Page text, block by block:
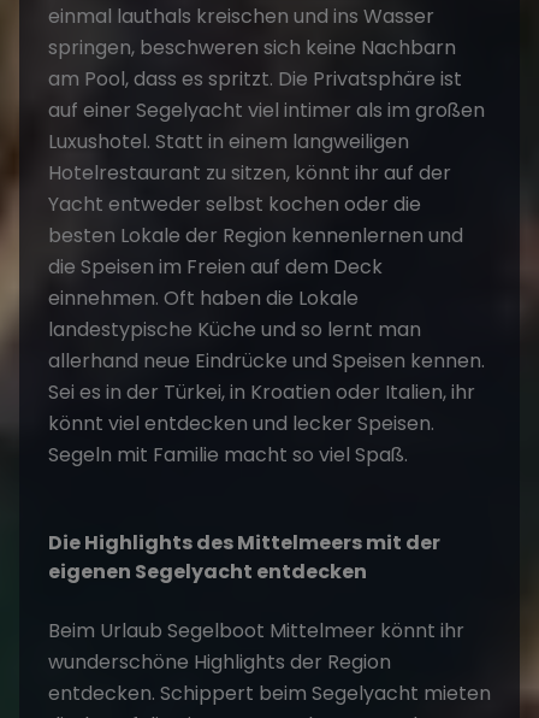
einmal lauthals kreischen und ins Wasser
springen, beschweren sich keine Nachbarn
am Pool, dass es spritzt. Die Privatsphäre ist
auf einer Segelyacht viel intimer als im großen
Luxushotel. Statt in einem langweiligen
Hotelrestaurant zu sitzen, könnt ihr auf der
Yacht entweder selbst kochen oder die
besten Lokale der Region kennenlernen und
die Speisen im Freien auf dem Deck
einnehmen. Oft haben die Lokale
landestypische Küche und so lernt man
allerhand neue Eindrücke und Speisen kennen.
Sei es in der Türkei, in Kroatien oder Italien, ihr
könnt viel entdecken und lecker Speisen.
Segeln mit Familie macht so viel Spaß.
Die Highlights des Mittelmeers mit der
eigenen Segelyacht entdecken
Beim Urlaub Segelboot Mittelmeer könnt ihr
wunderschöne Highlights der Region
entdecken. Schippert beim Segelyacht mieten